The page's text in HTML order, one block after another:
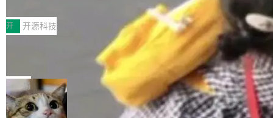
于自研UCL-Engine通信引擎，后续腾讯网平将
持续开源更多基于UCL-Engine的高性能通信组
件。 腾讯网平团队在UCL-MPComm中实现了一
个独立于业务线程的全局通信引擎（Engine），
助力企业AI研发安全落地 当前，越来越多企业已
经开始引入 AI Coding 工具，通过调用公有云模
型或企业内部部署模型提升研发效率。但随着 AI
Coding 从个人辅助工具逐步走向团队级、组织
级应用，企业在规模化落地过程中，对安全性、
可控性和代码质量提出了更高要求。 首先是数据
安全与合规要求。对于大多数普通研发场景，公
有云模型能够满足快速试用和效率提升的需求。
前不久，工业和信息化部正式发布《2025年人工
智能应用典型案例名单》，集中展示人工智能在
各领域的应用成果，覆盖技术底座、行业赋能、
产品应用、支撑保障、专题等五大方向。深信服
AI算力网关（AI创新平台）成功入选！ 随着各行
各业的Agent走向规模化建设，算力构成形态逐
渐丰富，用户关注的重点也在发生变化：不只是
让AI用起来，还要进一步看清混合算力时代下，
开 开源科技
Jeff Dean 离开 Google：一个时代的结
束，一个实验室的开始
Google 员工编号 20。MapReduce 作者之一。
Bigtable 作者之一。TensorFlow 的作者之一。
Gemini 的架构师。Google 首席科学家。 Jeff D
ean 在 Google 工作了 27 年后，宣布离职。 他
局
🔥 SolonCode v2026.8.4 发布：界面